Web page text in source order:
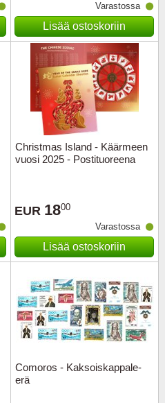
Varastossa
Lisää ostoskoriin
Christmas Island - Käärmeen
vuosi 2025 - Postituoreena
EUR 1800
Varastossa
Lisää ostoskoriin
Comoros - Kaksoiskappale-
erä